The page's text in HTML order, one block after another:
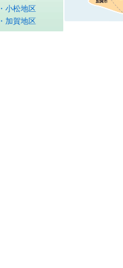
・小松地区
・加賀地区